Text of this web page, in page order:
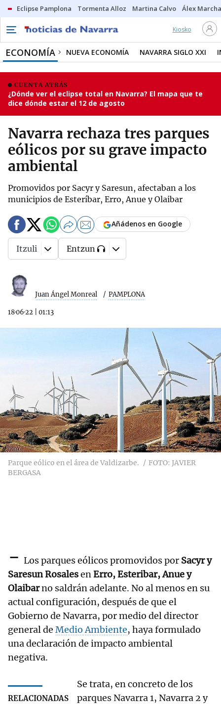
Eclipse Pamplona Tormenta Alloz Martina Calvo Álex
Kiosko
ECONOMÍA NUEVA ECONOMÍA NAVARRA SIGLO XXI
CUENTA ATRÁS
¿Dónde ver el eclipse total en Navarra? El mapa que te
dice dónde estar el 12 de agosto
Navarra rechaza tres parques
eólicos por su grave impacto
ambiental
Promovidos por Sacyr y Saresun, afectaban a los
municipios de Esteríbar, Erro, Anue y Olaibar
Juan Ángel Monreal PAMPLONA
18·06·22 01:13
Añádenos en Google
Itzuli Entzun
Parque eólico en el área de Valdizarbe.
FOTO: JAVIER
BERGASA
- Los parques eólicos promovidos por Sacyr y
Saresun RosalesenErro, Esteribar, Anue y
Olaibarno saldrán adelante. No al menos en su
actual configuración, después de que el
Gobierno de Navarra, por medio del director
general de Medio Ambiente, haya formulado
una declaración de impacto ambiental
negativa.
RELACIONADAS
Se trata, en concreto de los
parques Navarra 1, Navarra 2 y